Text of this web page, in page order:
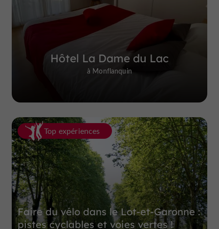
Hôtel La Dame du Lac
à Monflanquin
Top expériences
Faire du vélo dans le Lot-et-Garonne :
pistes cyclables et voies vertes !